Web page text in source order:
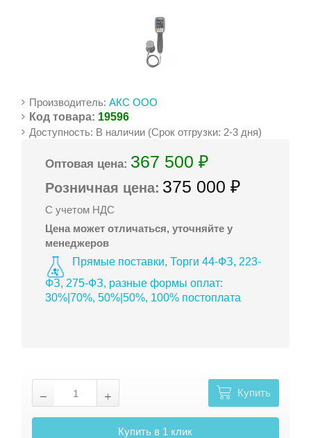
Производитель:АКС ООО
Код товара: 19596
Доступность: В наличии (Срок отгрузки: 2-3 дня)
Оптовая цена: 367 500 ₽
Розничная цена: 375 000 ₽
С учетом НДС
Цена может отличаться, уточняйте у
менеджеров
Прямые поставки, Торги 44-ФЗ, 223-
ФЗ, 275-ФЗ, разные формы оплат:
30%|70%, 50%|50%, 100% постоплата
Купить
Купить в 1 клик